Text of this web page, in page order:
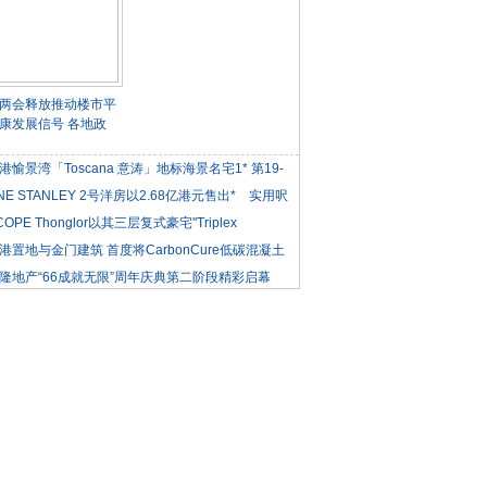
会释放推动楼市平
发展信号 各地政
愉景湾「Toscana 意涛」地标海景名宅1* 第19-
STANLEY 2号洋房以2.68亿港元售出* 实用呎
Thonglor以其三层复式豪宅"Triplex
置地与金门建筑 首度将CarbonCure低碳混凝土
地产“66成就无限”周年庆典第二阶段精彩启幕